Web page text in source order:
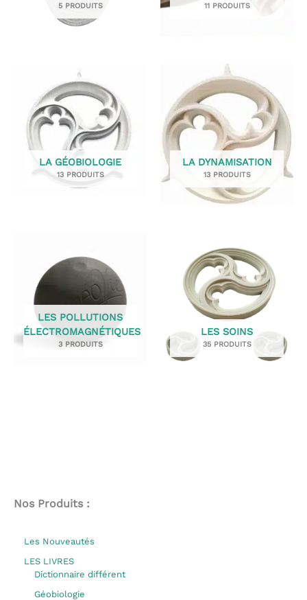
Nos Produits :
Les Nouveautés
LES LIVRES
Dictionnaire différent
Géobiologie
5 PRODUITS 11 PRODUITS
LA GÉOBIOLOGIE
13 PRODUITS
LA DYNAMISATION
13 PRODUITS
LES POLLUTIONS
ÉLECTROMAGNÉTIQUES
3 PRODUITS
LES SOINS
35 PRODUITS